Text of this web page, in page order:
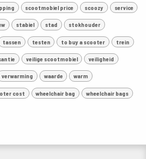
scootmobiel price scoozy service
stabiel stad stokhouder
tassen testen to buy a scooter trein
veilige scootmobiel veiligheid
verwarming waarde warm
cost wheelchair bag wheelchair bags